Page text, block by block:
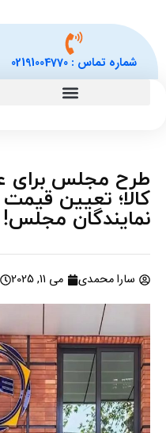
شماره تماس :02191004770
طرح مجلس برای
کالا؛ تعیین
نمایندگان مجلس!
سارا محمدی می 11, 2025